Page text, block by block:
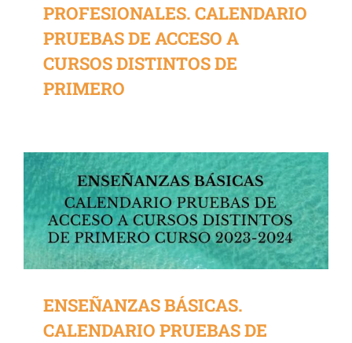
PROFESIONALES. CALENDARIO
PRUEBAS DE ACCESO A
CURSOS DISTINTOS DE
PRIMERO
ENSEÑANZAS BÁSICAS.
CALENDARIO PRUEBAS DE